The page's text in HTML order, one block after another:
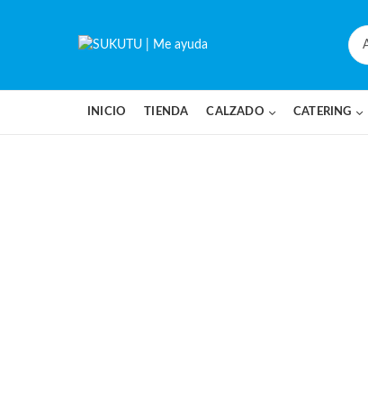
INICIO TIENDA CALZADO CATERING